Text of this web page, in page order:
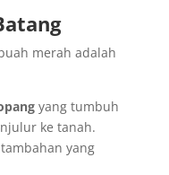
merah adalah
yang tumbuh
ke tanah.
yang